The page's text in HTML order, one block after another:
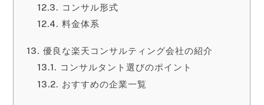
コンサル形式
料金体系
優良な楽天コンサルティング会社の紹介
コンサルタント選びのポイント
おすすめの企業一覧